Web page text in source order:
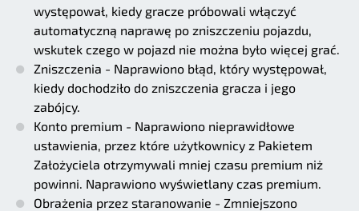
występował, kiedy gracze próbowali włączyć
automatyczną naprawę po zniszczeniu pojazdu,
wskutek czego w pojazd nie można było więcej grać.
Zniszczenia - Naprawiono błąd, który występował,
kiedy dochodziło do zniszczenia gracza i jego
zabójcy.
Konto premium - Naprawiono nieprawidłowe
ustawienia, przez które użytkownicy z Pakietem
Założyciela otrzymywali mniej czasu premium niż
powinni. Naprawiono wyświetlany czas premium.
Obrażenia przez staranowanie - Zmniejszono